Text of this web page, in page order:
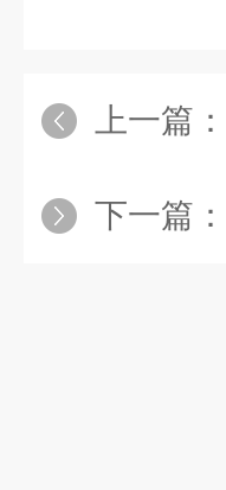
上一篇：
下一篇：